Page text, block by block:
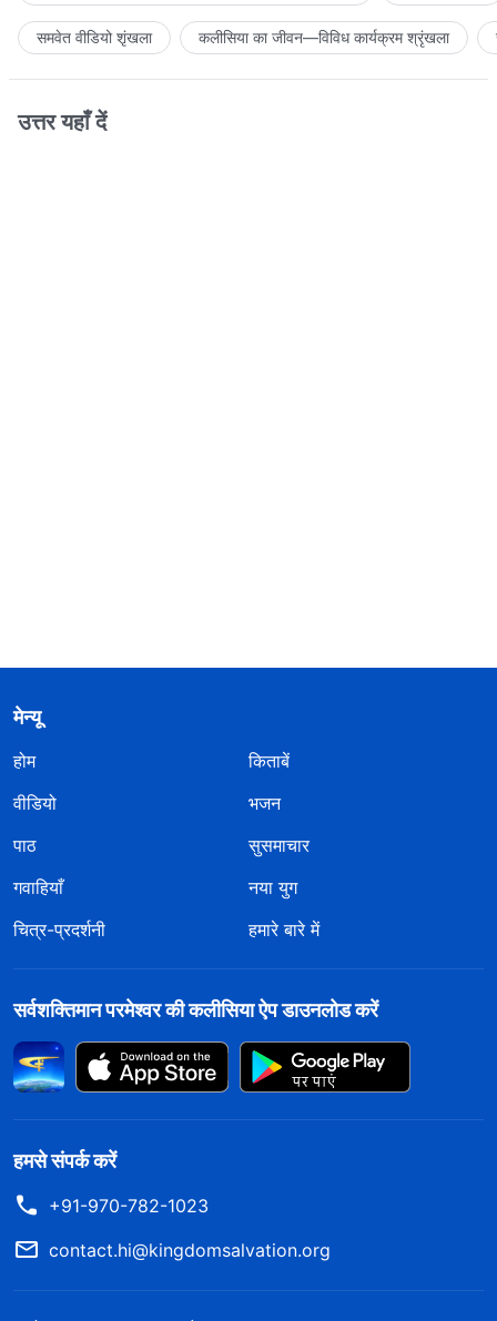
समवेत वीडियो शृंखला कलीसिया का जीवन—विविध कार्यक्रम श्रृंखला
उत्तर यहाँ दें
मेन्यू
होम
किताबें
वीडियो
भजन
पाठ
सुसमाचार
गवाहियाँ
नया युग
चित्र-प्रदर्शनी
हमारे बारे में
सर्वशक्तिमान परमेश्वर की कलीसिया ऐप डाउनलोड करें
हमसे संपर्क करें
+91-970-782-1023
contact.hi@kingdomsalvation.org